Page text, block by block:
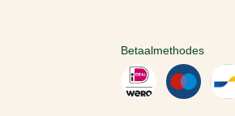
Betaalmethodes